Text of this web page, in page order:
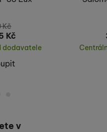
Kč
Kč
dodavatele
v